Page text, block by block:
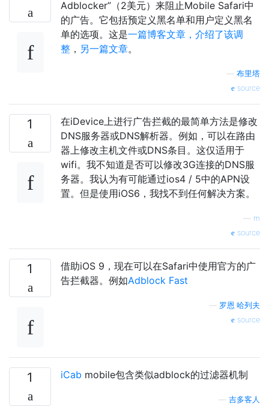
Adblocker”（2美元）来阻止Mobile Safari中
的广告。它包括预定义黑名单和用户定义黑名
单的选项。这是一篇博客文章，介绍了该调
整 ， 另一篇文章。
布里塔
source
1
在iDevice上进行广告拦截的最简单方法是修改
DNS服务器或DNS解析器。例如，可以在路由
器上修改主机文件或DNS条目。这仅适用于
wifi。我不知道是否可以修改3G连接的DNS服
务器。我认为有可能通过ios4 / 5中的APN设
置。但是使用iOS6，我找不到任何解决方案。
m
source
1
借助iOS 9，现在可以在Safari中使用官方的广
告拦截器。例如Adblock Fast
罗恩·哈列夫
source
1 iCab mobile包含类似adblock的过滤器机制
吉多客人